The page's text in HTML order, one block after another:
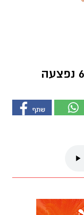
אשדוד: הולכת רגל בת 64 נפצעה